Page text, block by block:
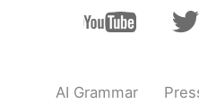
AI Grammar